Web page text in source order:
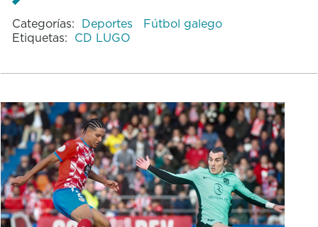
Categorías: Deportes
Fútbol galego
Etiquetas: CD LUGO